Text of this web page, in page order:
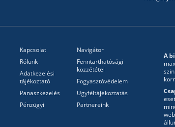
Kapcsolat
Rólunk
Adatkezelési
tájékoztató
Panaszkezelés
Pénzügyi
Navigátor
Fenntarthatósági
közzététel
Fogyasztóvédelem
Ügyféltájékoztatás
Partnereink
A